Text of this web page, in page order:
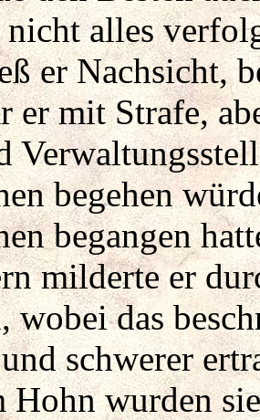
nicht alles
er Nachsicht,
er mit Strafe,
begehen
begangen
milderte er
wobei das
schwerer
Hohn wurden